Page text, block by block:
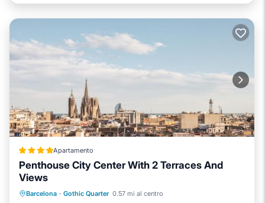
Apartamento
Penthouse City Center With 2 Terraces And
Views
Barcelona · Gothic Quarter 0.57 mi al centro
Chimenea/Calefacción
Balcón/Terraza